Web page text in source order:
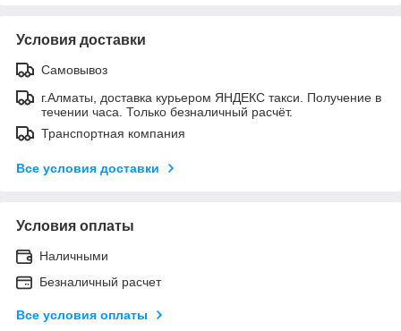
Условия доставки
Самовывоз
г.Алматы, доставка курьером ЯНДЕКС такси. Получение в
течении часа. Только безналичный расчёт.
Транспортная компания
Все условия доставки
Условия оплаты
Наличными
Безналичный расчет
Все условия оплаты